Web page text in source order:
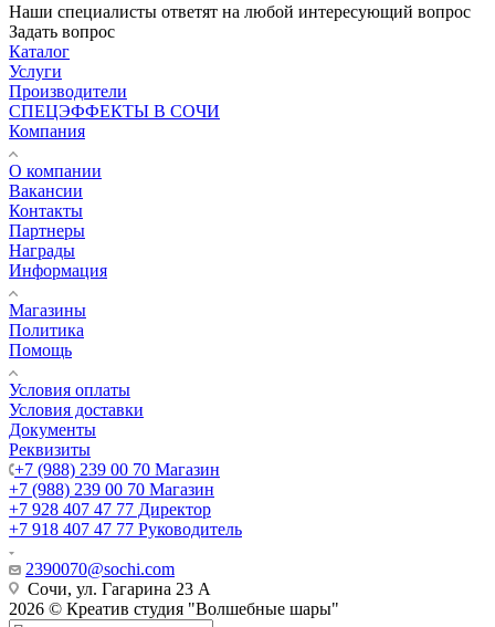
Наши специалисты ответят на любой интересующий вопрос
Задать вопрос
Каталог
Услуги
Производители
СПЕЦЭФФЕКТЫ В СОЧИ
Компания
О компании
Вакансии
Контакты
Партнеры
Награды
Информация
Магазины
Политика
Помощь
Условия оплаты
Условия доставки
Документы
Реквизиты
+7 (988) 239 00 70 Магазин
+7 (988) 239 00 70 Магазин
+7 928 407 47 77 Директор
+7 918 407 47 77 Руководитель
2390070@sochi.com
Сочи, ул. Гагарина 23 А
2026 © Креатив студия "Волшебные шары"